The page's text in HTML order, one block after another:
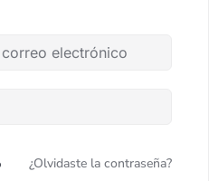
¿Olvidaste la contraseña?